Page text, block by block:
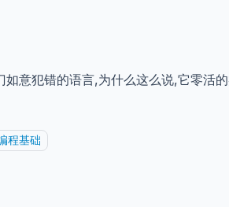
意犯错的语言,为什么这么说,它零活
程基础